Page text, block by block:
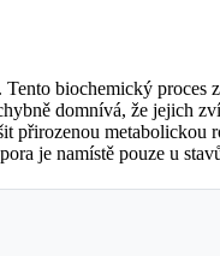
biochemický proces
domnívá, že jejich
přirozenou
je namístě pouze u